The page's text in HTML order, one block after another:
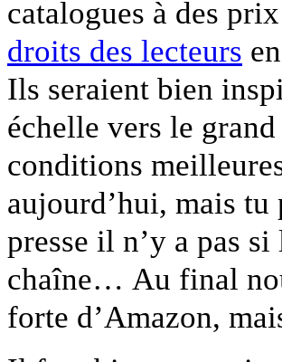
catalogues à des
droits des lecteurs
Ils seraient bien
échelle vers le
conditions
aujourd’hui, mais
presse il n’y a pas
chaîne… Au final
forte d’Amazon,